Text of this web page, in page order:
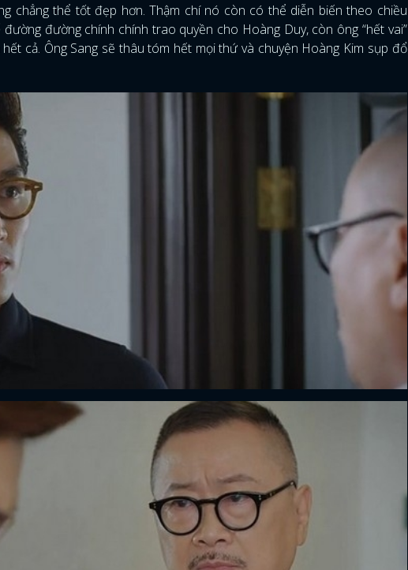
chẳng thể tốt đẹp hơn. Thậm chí nó còn có thể diễn biến theo chiều
đường chính chính trao quyền cho Hoàng Duy, còn ông “hết vai”
cả. Ông Sang sẽ thâu tóm hết mọi thứ và chuyện Hoàng Kim sụp đổ